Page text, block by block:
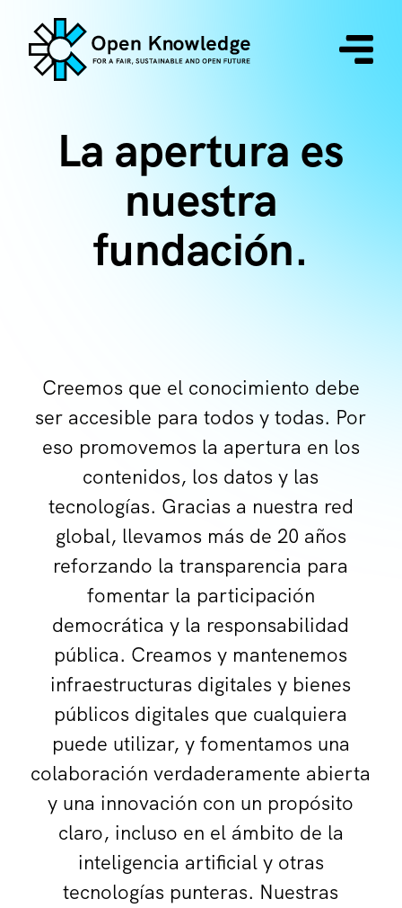
La apertura es
nuestra
fundación.
Creemos que el conocimiento debe
ser accesible para todos y todas. Por
eso promovemos la apertura en los
contenidos, los datos y las
tecnologías. Gracias a nuestra red
global, llevamos más de 20 años
reforzando la transparencia para
fomentar la participación
democrática y la responsabilidad
pública. Creamos y mantenemos
infraestructuras digitales y bienes
públicos digitales que cualquiera
puede utilizar, y fomentamos una
colaboración verdaderamente abierta
y una innovación con un propósito
claro, incluso en el ámbito de la
inteligencia artificial y otras
tecnologías punteras. Nuestras